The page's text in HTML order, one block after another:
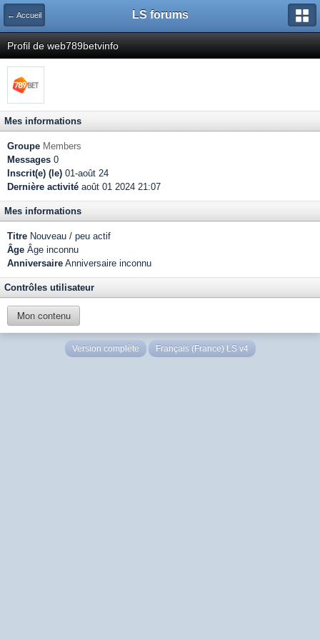
← Accueil LS forums
Profil de web789betvinfo
Mes informations
Groupe Members
Messages 0
Inscrit(e) (le) 01-août 24
Dernière activité août 01 2024 21:07
Mes informations
Titre Nouveau / peu actif
Âge Âge inconnu
Anniversaire Anniversaire inconnu
Contrôles utilisateur
Mon contenu
Version complète Français (France) LS v4